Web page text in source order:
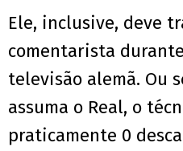
Ele, inclusive, deve
comentarista
televisão alemã. Ou
assuma o Real, o
praticamente 0